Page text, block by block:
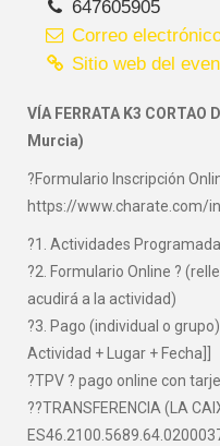
647605905
Correo
Sitio web del
VÍA FERRATA K3
Murcia)
?Formulario Inscripción
https://www.charate.com/
?1. Actividades
?2. Formulario Online ?
acudirá a la actividad)
?3. Pago (individual o
Actividad + Lugar + Fecha]]
?TPV ? pago online con
??TRANSFERENCIA (LA